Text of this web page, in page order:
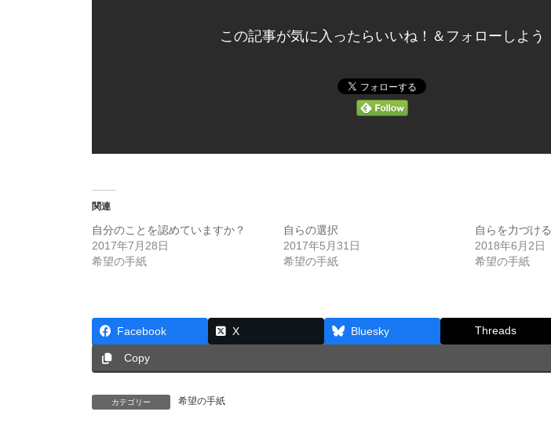
この記事が気に入ったらいいね！＆フォローしよう
関連
自分のことを認めていますか？
2017年7月28日
希望の手紙
自らの選択
2017年5月31日
希望の手紙
自らを力づける
2018年6月2日
希望の手紙
Facebook X Bluesky Threads
Copy
カテゴリー 希望の手紙